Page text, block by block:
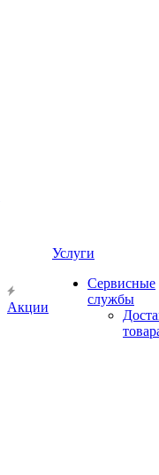
Акции
Услуги
Сервисные
службы